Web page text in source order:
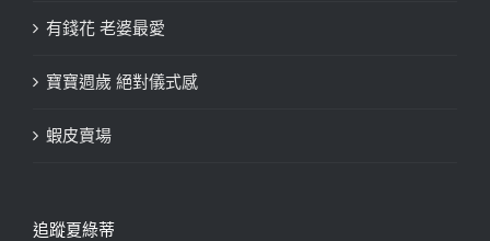
有錢花 老婆最愛
寶寶週歲 絕對儀式感
蝦皮賣場
追蹤夏綠蒂